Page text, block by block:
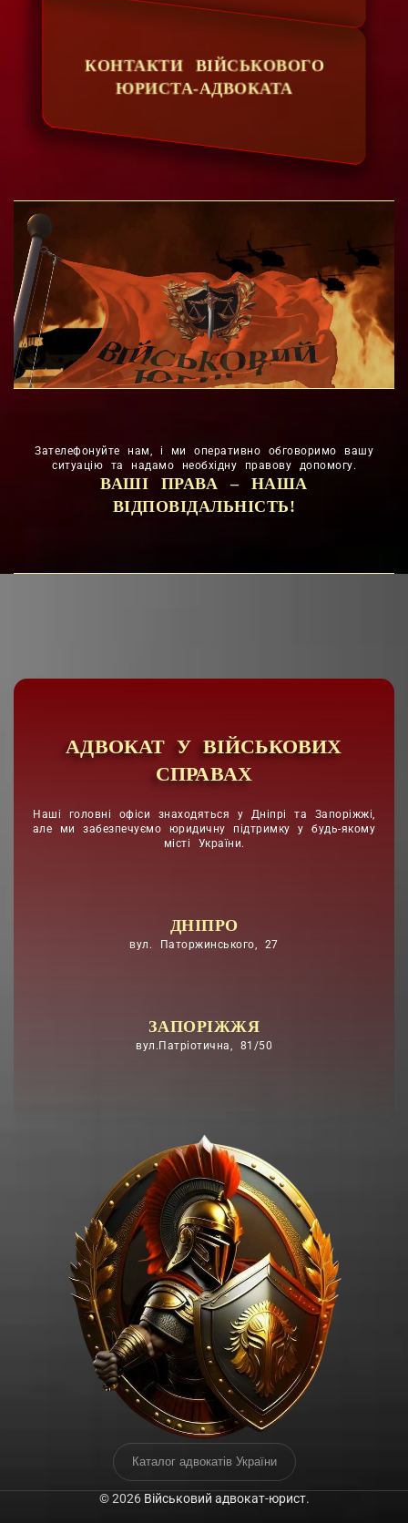
КОНТАКТИ ВІЙСЬКОВОГО
ЮРИСТА-АДВОКАТА
Зателефонуйте нам, і ми оперативно обговоримо вашу
ситуацію та надамо необхідну правову допомогу.
ВАШІ ПРАВА – НАША
ВІДПОВІДАЛЬНІСТЬ!
АДВОКАТ У ВІЙСЬКОВИХ
СПРАВАХ
Наші головні офіси знаходяться у Дніпрі та Запоріжжі,
але ми забезпечуємо юридичну підтримку у будь-якому
місті України.
ДНІПРО
вул. Паторжинського, 27
ЗАПОРІЖЖЯ
вул.Патріотична, 81/50
Каталог адвокатів України
© 2026 Військовий адвокат-юрист.